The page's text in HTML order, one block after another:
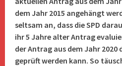
dem Jahr 2015 angehängt
seltsam an, dass die SPD
ihr 5 Jahre alter Antrag
der Antrag aus dem Jahr 2020
geprüft werden kann. So